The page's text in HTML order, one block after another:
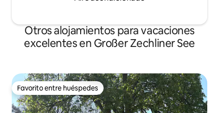
Otros alojamientos para vacaciones
excelentes en Großer Zechliner See
Favorito entre huéspedes
Favorito entre huéspedes